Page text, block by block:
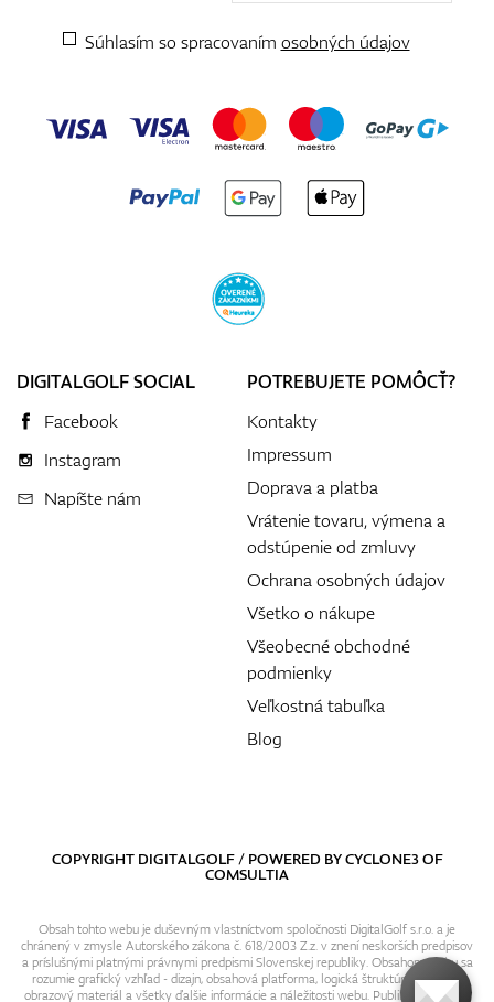
Súhlasím so spracovaním osobných údajov
DIGITALGOLF SOCIAL
Facebook
Instagram
Napíšte nám
POTREBUJETE POMÔCŤ?
Kontakty
Impressum
Doprava a platba
Vrátenie tovaru, výmena a
odstúpenie od zmluvy
Ochrana osobných údajov
Všetko o nákupe
Všeobecné obchodné
podmienky
Veľkostná tabuľka
Blog
COPYRIGHT DIGITALGOLF / POWERED BYCYCLONE3OF
COMSULTIA
Obsah tohto webu je duševným vlastníctvom spoločnosti DigitalGolf s.r.o. a je
chránený v zmysle Autorského zákona č. 618/2003 Z.z. v znení neskorších predpisov
a príslušnými platnými právnymi predpismi Slovenskej republiky. Obsahom webu sa
rozumie grafický vzhľad - dizajn, obsahová platforma, logická štruktúra, textový i
obrazový materiál a všetky ďalšie informácie a náležitosti webu. Publikovanie resp.